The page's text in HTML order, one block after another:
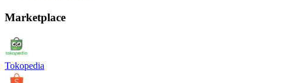
Marketplace
Tokopedia